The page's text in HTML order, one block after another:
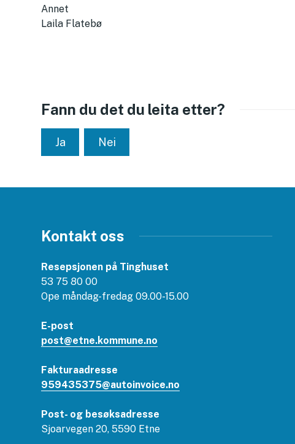
Annet
Laila Flatebø
Fann du det du leita etter?
Ja Nei
Kontakt oss
Resepsjonen på Tinghuset
53 75 80 00
Ope måndag-fredag 09.00-15.00
E-post
post@etne.kommune.no
Fakturaadresse
959435375@autoinvoice.no
Post- og besøksadresse
Sjoarvegen 20, 5590 Etne